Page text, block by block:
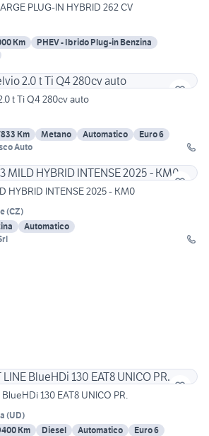
PLUG-IN HYBRID 262 CV
Km
PHEV - Ibrido Plug-in Benzina
t Ti Q4 280cv auto
Km Metano Automatico
Euro 6
Auto
HYBRID INTENSE 2025 - KM0
(CZ)
Automatico
130 EAT8 UNICO PR.
(UD)
Km Diesel Automatico Euro 6